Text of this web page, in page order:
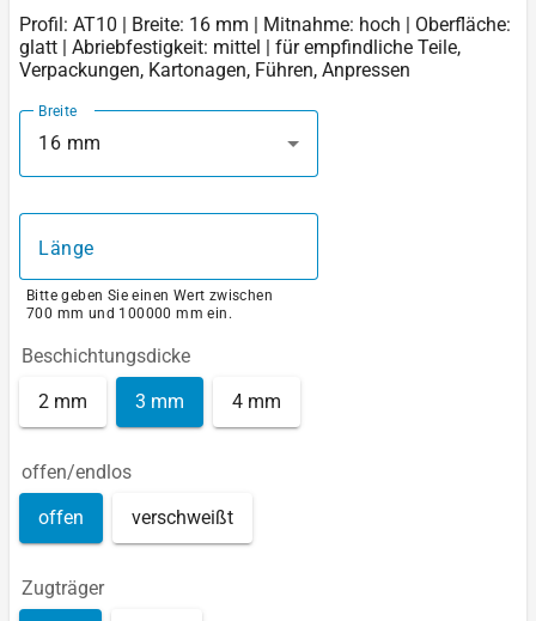
Profil: AT10 | Breite: 16 mm | Mitnahme: hoch | Oberfläche:
glatt | Abriebfestigkeit: mittel | für empfindliche Teile,
Verpackungen, Kartonagen, Führen, Anpressen
Breite
16 mm
Länge
Bitte geben Sie einen Wert zwischen
700 mm und 100000 mm ein.
Beschichtungsdicke
2 mm 3 mm 4 mm
offen/endlos
offen verschweißt
Zugträger